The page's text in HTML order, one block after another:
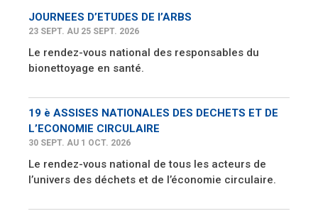
JOURNEES D’ETUDES DE l’ARBS
23 SEPT. AU 25 SEPT. 2026
Le rendez-vous national des responsables du
bionettoyage en santé.
19 è ASSISES NATIONALES DES DECHETS ET DE
L’ECONOMIE CIRCULAIRE
30 SEPT. AU 1 OCT. 2026
Le rendez-vous national de tous les acteurs de
l’univers des déchets et de l’économie circulaire.